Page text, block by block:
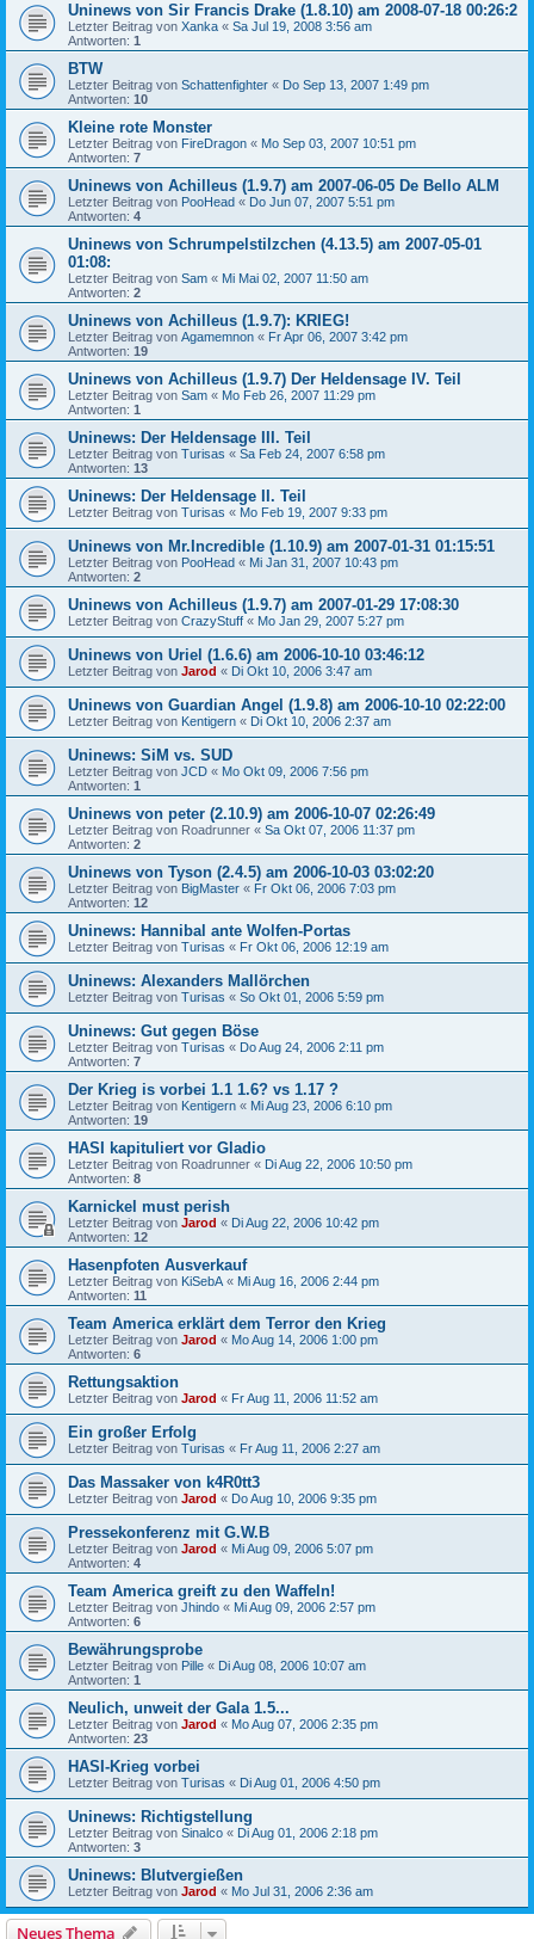
Uninews von Sir Francis Drake (1.8.10) am 2008-07-18 00:26:2
Letzter Beitrag von Xanka « Sa Jul 19, 2008 3:56 am
Antworten: 1
BTW
Letzter Beitrag von Schattenfighter « Do Sep 13, 2007 1:49 pm
Antworten: 10
Kleine rote Monster
Letzter Beitrag von FireDragon « Mo Sep 03, 2007 10:51 pm
Antworten: 7
Uninews von Achilleus (1.9.7) am 2007-06-05 De Bello ALM
Letzter Beitrag von PooHead « Do Jun 07, 2007 5:51 pm
Antworten: 4
Uninews von Schrumpelstilzchen (4.13.5) am 2007-05-01
01:08:
Letzter Beitrag von Sam « Mi Mai 02, 2007 11:50 am
Antworten: 2
Uninews von Achilleus (1.9.7): KRIEG!
Letzter Beitrag von Agamemnon « Fr Apr 06, 2007 3:42 pm
Antworten: 19
Uninews von Achilleus (1.9.7) Der Heldensage IV. Teil
Letzter Beitrag von Sam « Mo Feb 26, 2007 11:29 pm
Antworten: 1
Uninews: Der Heldensage III. Teil
Letzter Beitrag von Turisas « Sa Feb 24, 2007 6:58 pm
Antworten: 13
Uninews: Der Heldensage II. Teil
Letzter Beitrag von Turisas « Mo Feb 19, 2007 9:33 pm
Uninews von Mr.Incredible (1.10.9) am 2007-01-31 01:15:51
Letzter Beitrag von PooHead « Mi Jan 31, 2007 10:43 pm
Antworten: 2
Uninews von Achilleus (1.9.7) am 2007-01-29 17:08:30
Letzter Beitrag von CrazyStuff « Mo Jan 29, 2007 5:27 pm
Uninews von Uriel (1.6.6) am 2006-10-10 03:46:12
Letzter Beitrag von Jarod « Di Okt 10, 2006 3:47 am
Uninews von Guardian Angel (1.9.8) am 2006-10-10 02:22:00
Letzter Beitrag von Kentigern « Di Okt 10, 2006 2:37 am
Uninews: SiM vs. SUD
Letzter Beitrag von JCD « Mo Okt 09, 2006 7:56 pm
Antworten: 1
Uninews von peter (2.10.9) am 2006-10-07 02:26:49
Letzter Beitrag von Roadrunner « Sa Okt 07, 2006 11:37 pm
Antworten: 2
Uninews von Tyson (2.4.5) am 2006-10-03 03:02:20
Letzter Beitrag von BigMaster « Fr Okt 06, 2006 7:03 pm
Antworten: 12
Uninews: Hannibal ante Wolfen-Portas
Letzter Beitrag von Turisas « Fr Okt 06, 2006 12:19 am
Uninews: Alexanders Mallörchen
Letzter Beitrag von Turisas « So Okt 01, 2006 5:59 pm
Uninews: Gut gegen Böse
Letzter Beitrag von Turisas « Do Aug 24, 2006 2:11 pm
Antworten: 7
Der Krieg is vorbei 1.1 1.6? vs 1.17 ?
Letzter Beitrag von Kentigern « Mi Aug 23, 2006 6:10 pm
Antworten: 19
HASI kapituliert vor Gladio
Letzter Beitrag von Roadrunner « Di Aug 22, 2006 10:50 pm
Antworten: 8
Karnickel must perish
Letzter Beitrag von Jarod « Di Aug 22, 2006 10:42 pm
Antworten: 12
Hasenpfoten Ausverkauf
Letzter Beitrag von KiSebA « Mi Aug 16, 2006 2:44 pm
Antworten: 11
Team America erklärt dem Terror den Krieg
Letzter Beitrag von Jarod « Mo Aug 14, 2006 1:00 pm
Antworten: 6
Rettungsaktion
Letzter Beitrag von Jarod « Fr Aug 11, 2006 11:52 am
Ein großer Erfolg
Letzter Beitrag von Turisas « Fr Aug 11, 2006 2:27 am
Das Massaker von k4R0tt3
Letzter Beitrag von Jarod « Do Aug 10, 2006 9:35 pm
Pressekonferenz mit G.W.B
Letzter Beitrag von Jarod « Mi Aug 09, 2006 5:07 pm
Antworten: 4
Team America greift zu den Waffeln!
Letzter Beitrag von Jhindo « Mi Aug 09, 2006 2:57 pm
Antworten: 6
Bewährungsprobe
Letzter Beitrag von Pille « Di Aug 08, 2006 10:07 am
Antworten: 1
Neulich, unweit der Gala 1.5...
Letzter Beitrag von Jarod « Mo Aug 07, 2006 2:35 pm
Antworten: 23
HASI-Krieg vorbei
Letzter Beitrag von Turisas « Di Aug 01, 2006 4:50 pm
Uninews: Richtigstellung
Letzter Beitrag von Sinalco « Di Aug 01, 2006 2:18 pm
Antworten: 3
Uninews: Blutvergießen
Letzter Beitrag von Jarod « Mo Jul 31, 2006 2:36 am
Neues Thema